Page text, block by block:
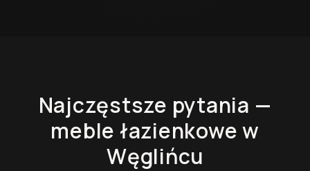
Najczęstsze pytania —
meble łazienkowew
Węglińcu